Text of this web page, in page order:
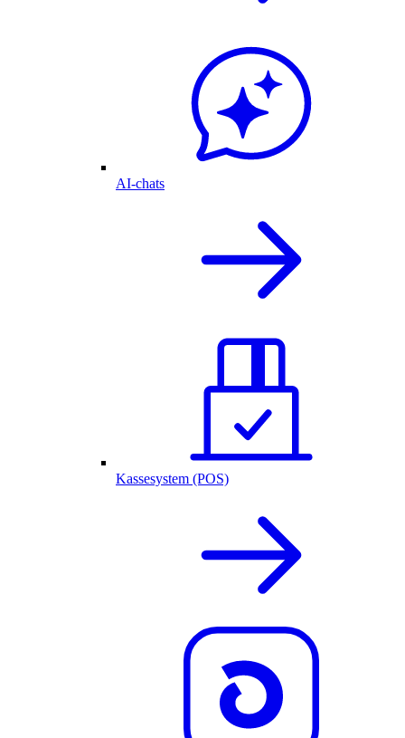
AI-chats
Kassesystem (POS)